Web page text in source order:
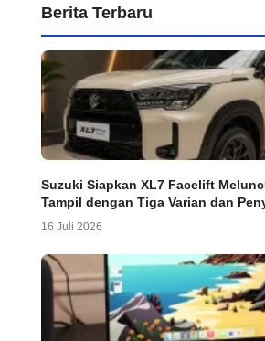
Berita Terbaru
Suzuki Siapkan XL7 Facelift
Tampil dengan Tiga Varian dan
16 Juli 2026